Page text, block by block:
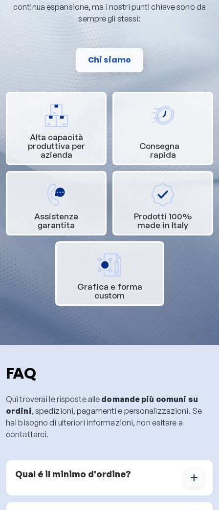
continua espansione, ma i nostri punti chiave sono da
sempre gli stessi:
Chi siamo
Alta capacità
produttiva per
azienda
Consegna
rapida
Assistenza
garantita
Prodotti 100%
made in Italy
Grafica e forma
custom
FAQ
Qui troverai le risposte alle domande più comuni su
ordini, spedizioni, pagamenti e personalizzazioni. Se
hai bisogno di ulteriori informazioni, non esitare a
contattarci.
Qual é il minimo d'ordine? add